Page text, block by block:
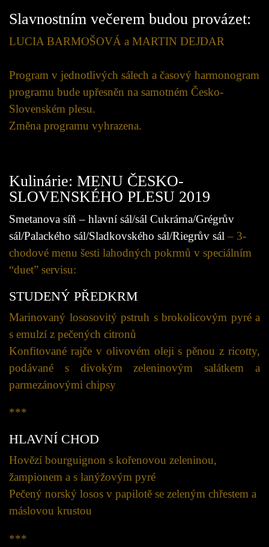
Slavnostním večerem budou provázet:
LUCIA BARMOŠOVÁ a MARTIN DEJDAR
Program v jednotlivých sálech a časový harmonogram
programu bude upřesněn na samotném Česko-
Slovenském plesu.
Změna programu vyhrazena.
Kulinárie: MENU ČESKO-
SLOVENSKÉHO PLESU 2019
Smetanova síň – hlavní sál/sál Cukrárna/Grégrův
sál/Palackého sál/Sladkovského sál/Riegrův sál – 3-
chodové menu šesti lahodných pokrmů v speciálním
“duet” servisu:
STUDENÝ PŘEDKRM
Marinovaný lososovitý pstruh s brokolicovým pyré a
s emulzí z pečených citronů
Konfitované rajče v olivovém oleji s pěnou z ricotty,
podávané s divokým zeleninovým salátkem a
parmezánovými chipsy
***
HLAVNÍ CHOD
Hovězí bourguignon s kořenovou zeleninou,
žampionem a s lanýžovým pyré
Pečený norský losos v papilotě se zeleným chřestem a
máslovou krustou
***